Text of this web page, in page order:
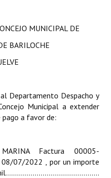
Registro
MUNICIPAL DE
BARILOCHE
Departamento Despacho y
Municipal a extender
pago a favor de:
Factura 00005-
07/2022 , por un importe